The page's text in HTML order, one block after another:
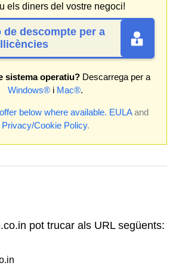
els diners del vostre negoci!
de descompte per a
sistema operatiu?Descarrega per a
Windows® i Mac®.
below where available. EULAand
Privacy/Cookie Policy.
pot trucar als URL següents: